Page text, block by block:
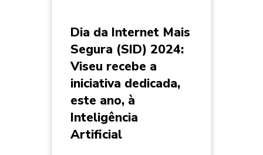
Dia da Internet Mais
Segura (SID) 2024:
Viseu recebe a
iniciativa dedicada,
este ano, à
Inteligência
Artificial